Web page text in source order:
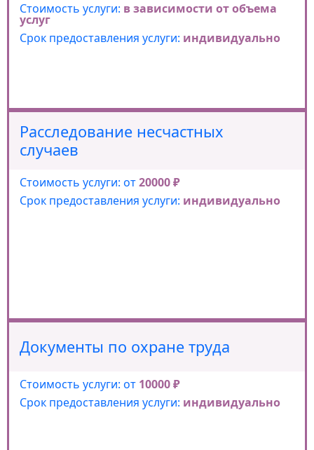
Стоимость услуги: в зависимости от объема
услуг
Срок предоставления услуги: индивидуально
Расследование несчастных
случаев
Стоимость услуги: от20000 ₽
Срок предоставления услуги: индивидуально
Документы по охране труда
Стоимость услуги: от 10000 ₽
Срок предоставления услуги: индивидуально